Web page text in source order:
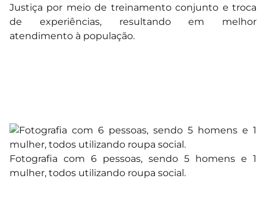
Justiça por meio de treinamento conjunto e troca
de experiências, resultando em melhor
atendimento à população.
Fotografia com 6 pessoas, sendo 5 homens e 1
mulher, todos utilizando roupa social.